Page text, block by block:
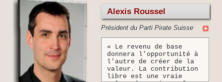
Alexis Roussel
Président du Parti Pirate Suisse
« Le revenu de base
donnera l’opportunité à
l’autre de créer de la
valeur. La contribution
libre est une vraie